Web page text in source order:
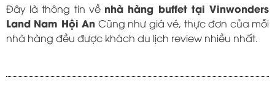
Đây là thông tin về nhà hàng buffet tại Vinwonders
Land Nam Hội An Cũng như giá vé, thực đơn của mỗi
nhà hàng đều được khách du lịch review nhiều nhất.